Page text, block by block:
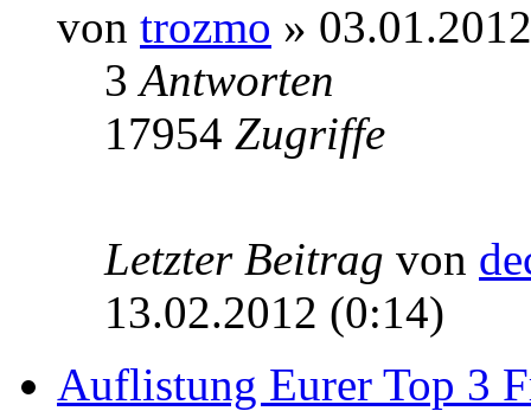
von trozmo »
3Antworten
17954 Zugriffe
Letzter Beitrag von
13.02.2012 (0:14)
Auflistung Eurer Top 3